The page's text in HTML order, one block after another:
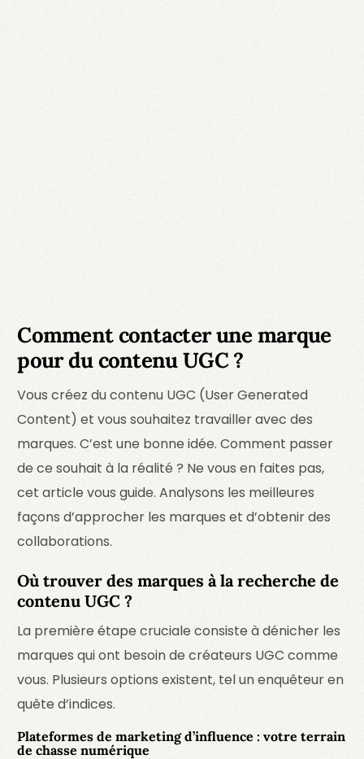
Comment contacter une marque
pour du contenu UGC ?
Vous créez du contenu UGC (User Generated
Content) et vous souhaitez travailler avec des
marques. C’est une bonne idée. Comment passer
de ce souhait à la réalité ? Ne vous en faites pas,
cet article vous guide. Analysons les meilleures
façons d’approcher les marques et d’obtenir des
collaborations.
Où trouver des marques à la recherche de
contenu UGC ?
La première étape cruciale consiste à dénicher les
marques qui ont besoin de créateurs UGC comme
vous. Plusieurs options existent, tel un enquêteur en
quête d’indices.
Plateformes de marketing d’influence : votre terrain
de chasse numérique